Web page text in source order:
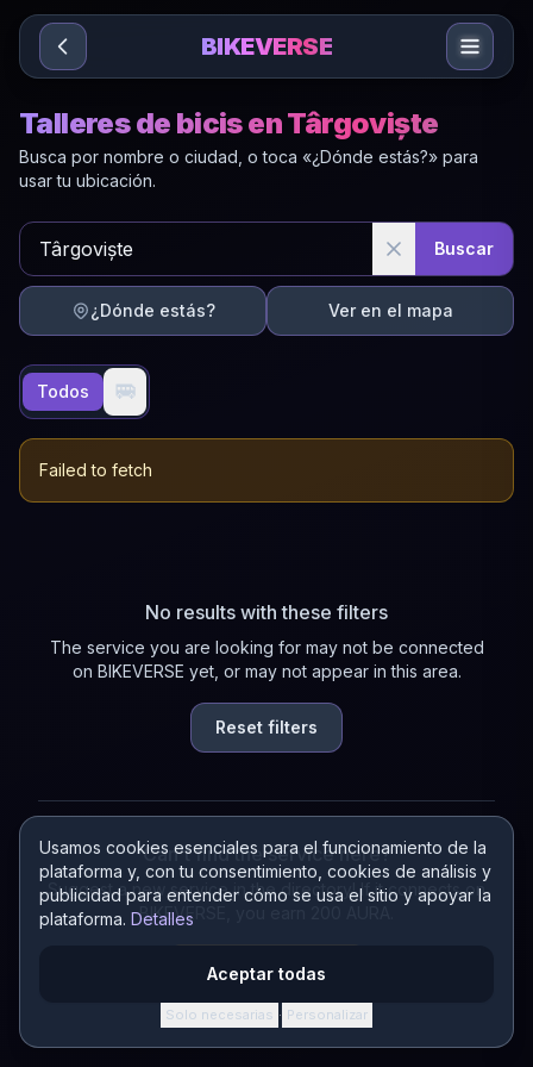
Sari la conținut
Usamos cookies esenciales para el funcionamiento de la
plataforma y, con tu consentimiento, cookies de análisis y
publicidad para entender cómo se usa el sitio y apoyar la
plataforma. Detalles
Aceptar todas
Solo necesarias · Personalizar
BIKEVERSE
Talleres de bicis en Târgoviște
Busca por nombre o ciudad, o toca «¿Dónde estás?» para
usar tu ubicación.
Buscar
¿Dónde estás? Ver en el mapa
Todos 🚐
Failed to fetch
No results with these filters
The service you are looking for may not be connected
on BIKEVERSE yet, or may not appear in this area.
Reset filters
Can't find the service here?
Suggest a new service in the directory! If it connects on
BIKEVERSE, you earn 200 AURA.
Suggest a service